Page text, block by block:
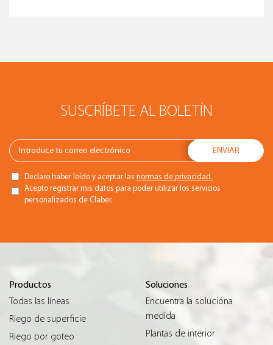
SUSCRÍBETE AL BOLETÍN
Declaro haber leído y aceptar las normas de privacidad.
Acepto registrar mis datos para poder utilizar los servicios
personalizados de Claber.
Productos
Todas las líneas
Riego de superficie
Riego por goteo
Soluciones
Encuentra la solucióna
medida
Plantas de interior